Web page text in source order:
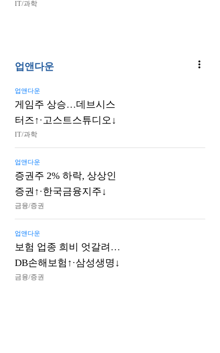
IT/과학
업앤다운 more_vert
업앤다운
게임주 상승…데브시스
터즈↑·고스트스튜디오↓
IT/과학
업앤다운
증권주 2% 하락, 상상인
증권↑·한국금융지주↓
금융/증권
업앤다운
보험 업종 희비 엇갈려…
DB손해보험↑·삼성생명↓
금융/증권